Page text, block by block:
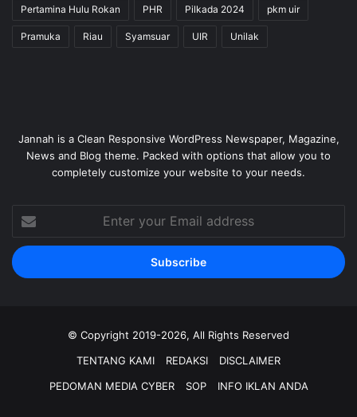
Pertamina Hulu Rokan PHR Pilkada 2024 pkm uir
Pramuka Riau Syamsuar UIR Unilak
Jannah is a Clean Responsive WordPress Newspaper, Magazine,
News and Blog theme. Packed with options that allow you to
completely customize your website to your needs.
your
Email
address
© Copyright 2019-2026, All Rights Reserved
TENTANG KAMI
REDAKSI
DISCLAIMER
PEDOMAN MEDIA CYBER
SOP INFO IKLAN ANDA